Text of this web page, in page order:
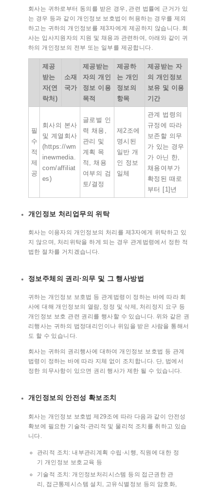
회사는 귀하로부터 동의를 받은 경우, 관련 법률에 근거가 있
는 경우 등과 같이 개인정보 보호법이 허용하는 경우를 제외
하고는 귀하의 개인정보를 제3자에게 제공하지 않습니다. 회
사는 입사지원자의 지원 및 채용과 관련하여, 아래와 같이 귀
하의 개인정보의 전부 또는 일부를 제공합니다.
제공
받는
자(연
락처)
소재
국가
제공받는
자의 개인
정보 이용
목적
제공하
는 개인
정보의
항목
제공받는 자
의 개인정보
보유 및 이용
기간
필
수
적
제
공
회사의 본사
및 계열회사
(https://wm
inewmedia.
com/affiliat
es)
글로벌 인
력 채용,
관리 및
계획 목
적, 채용
여부의 검
토/결정
제2조에
명시된
일반 개
인 정보
일체
관계 법령의
규정에 따라
보존할 의무
가 있는 경우
가 아닌 한,
채용여부가
확정된 때로
부터 [1]년
개인정보 처리업무의 위탁
회사는 이용자의 개인정보의 처리를 제3자에게 위탁하고 있
지 않으며, 처리위탁을 하게 되는 경우 관계법령에서 정한 적
법한 절차를 거치겠습니다.
정보주체의 권리∙의무 및 그 행사방법
귀하는 개인정보 보호법 등 관계법령이 정하는 바에 따라 회
사에 대해 개인정보의 열람, 정정 및 삭제, 처리정지 요구 등
개인정보 보호 관련 권리를 행사할 수 있습니다. 위와 같은 권
리행사는 귀하의 법정대리인이나 위임을 받은 사람을 통해서
도 할 수 있습니다.
회사는 귀하의 권리행사에 대하여 개인정보 보호법 등 관계
법령이 정하는 바에 따라 지체 없이 조치합니다. 단, 법에서
정한 의무사항이 있으면 권리 행사가 제한 될 수 있습니다.
개인정보의 안전성 확보조치
회사는 개인정보 보호법 제29조에 따라 다음과 같이 안전성
확보에 필요한 기술적·관리적 및 물리적 조치를 취하고 있습
니다.
관리적 조치: 내부관리계획 수립·시행, 직원에 대한 정
기 개인정보 보호교육 등
기술적 조치: 개인정보처리시스템 등의 접근권한 관
리, 접근통제시스템 설치, 고유식별정보 등의 암호화,